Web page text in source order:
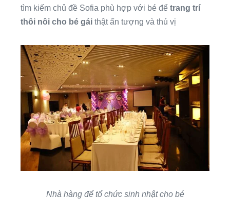
tìm kiếm chủ đề Sofia phù hợp với bé để trang trí
thôi nôi cho bé gái thật ấn tượng và thú vị
Nhà hàng để tổ chức sinh nhật cho bé